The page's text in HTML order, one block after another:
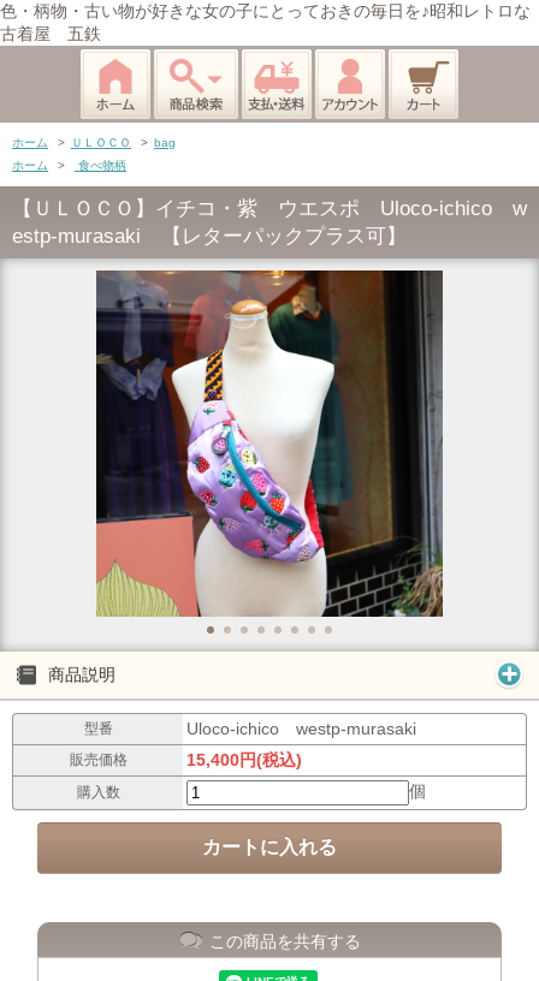
色・柄物・古い物が好きな女の子にとっておきの毎日を♪昭和レトロな
古着屋 五鉄
ホーム > ＵＬＯＣＯ > bag
ホーム
> 食べ物柄
【ＵＬＯＣＯ】イチコ・紫 ウエスポ Uloco-ichico w
estp-murasaki 【レターパックプラス可】
商品説明
型番 Uloco-ichico westp-murasaki
販売価格 15,400円(税込)
購入数 個
この商品を共有する